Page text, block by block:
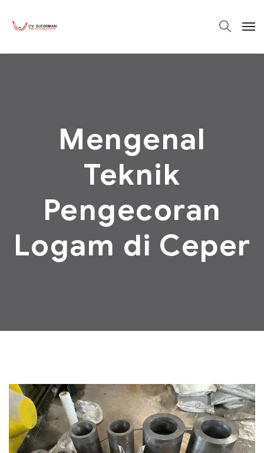
Mengenal
Teknik
Pengecoran
Logam di Ceper